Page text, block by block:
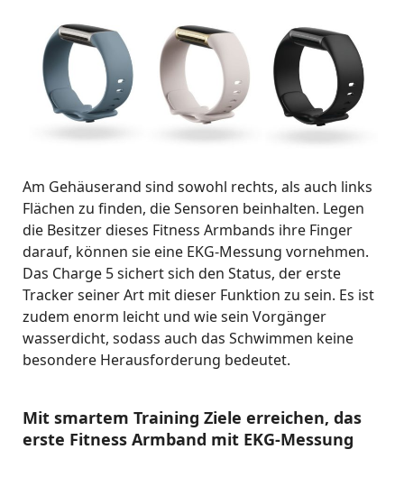
Am Gehäuserand sind sowohl rechts, als auch links
Flächen zu finden, die Sensoren beinhalten. Legen
die Besitzer dieses Fitness Armbands ihre Finger
darauf, können sie eine EKG-Messung vornehmen.
Das Charge 5 sichert sich den Status, der erste
Tracker seiner Art mit dieser Funktion zu sein. Es ist
zudem enorm leicht und wie sein Vorgänger
wasserdicht, sodass auch das Schwimmen keine
besondere Herausforderung bedeutet.
Mit smartem Training Ziele erreichen, das
erste Fitness Armband mit EKG-Messung